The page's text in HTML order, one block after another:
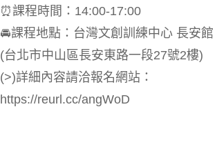
⏰課程時間：14:00-17:00
🚘課程地點：台灣文創訓練中心 長安館
(台北市中山區長安東路一段27號2樓)
(>)詳細內容請洽報名網站：
https://reurl.cc/angWoD